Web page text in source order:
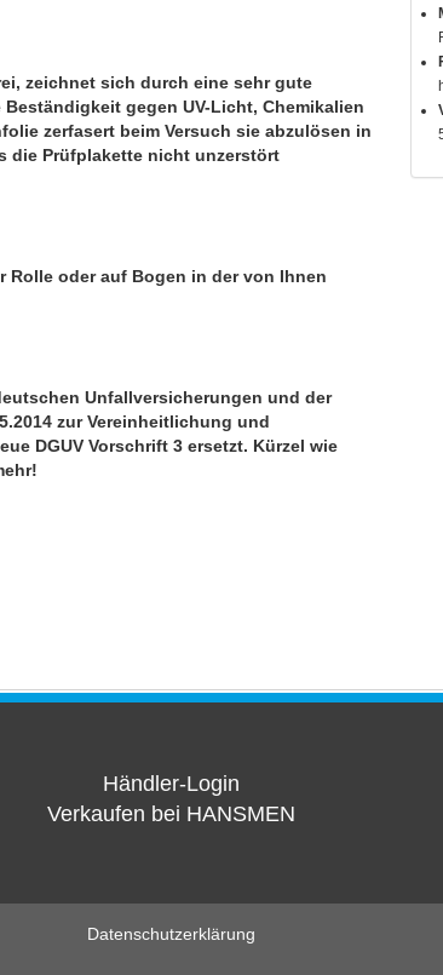
zeichnet sich durch eine sehr gute
gegen UV-Licht, Chemikalien
zerfasert beim Versuch sie abzulösen in
die Prüfplakette nicht unzerstört
Rolle oder auf Bogen in der von Ihnen
Unfallversicherungen und der
zur Vereinheitlichung und
DGUV Vorschrift 3 ersetzt. Kürzel wie
Händler-Login
Verkaufen bei HANSMEN
Datenschutzerklärung